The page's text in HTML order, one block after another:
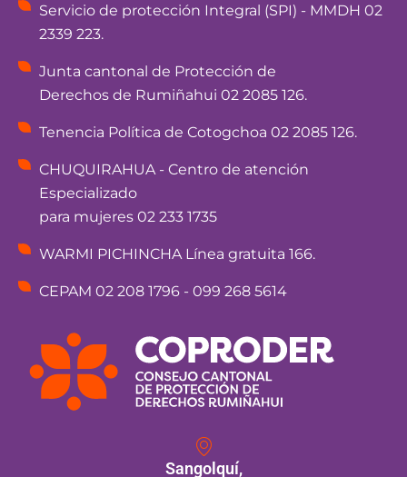
Servicio de protección Integral (SPI) - MMDH 02
2339 223.
Junta cantonal de Protección de
Derechos de Rumiñahui 02 2085 126.
Tenencia Política de Cotogchoa 02 2085 126.
CHUQUIRAHUA - Centro de atención
Especializado
para mujeres 02 233 1735
WARMI PICHINCHA Línea gratuita 166.
CEPAM 02 208 1796 - 099 268 5614
Sangolquí,